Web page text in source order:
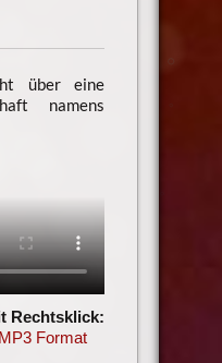
über eine
namens
Rechtsklick:
Format